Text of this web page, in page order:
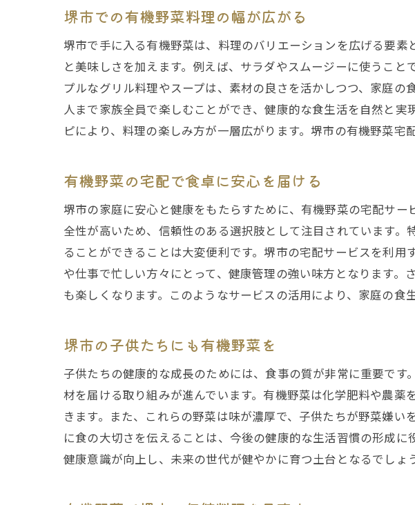
堺市での有機野菜料理の幅が広がる
堺市で手に入る有機野菜は、料理のバリエーションを広げる要
と美味しさを加えます。例えば、サラダやスムージーに使うこ
プルなグリル料理やスープは、素材の良さを活かしつつ、家庭
人まで家族全員で楽しむことができ、健康的な食生活を自然と
ピにより、料理の楽しみ方が一層広がります。堺市の有機野菜
有機野菜の宅配で食卓に安心を届ける
堺市の家庭に安心と健康をもたらすために、有機野菜の宅配サ
全性が高いため、信頼性のある選択肢として注目されています
ることができることは大変便利です。堺市の宅配サービスを利
や仕事で忙しい方々にとって、健康管理の強い味方となります
も楽しくなります。このようなサービスの活用により、家庭の食
堺市の子供たちにも有機野菜を
子供たちの健康的な成長のためには、食事の質が非常に重要で
材を届ける取り組みが進んでいます。有機野菜は化学肥料や農
きます。また、これらの野菜は味が濃厚で、子供たちが野菜嫌
に食の大切さを伝えることは、今後の健康的な生活習慣の形成
健康意識が向上し、未来の世代が健やかに育つ土台となるでしょう